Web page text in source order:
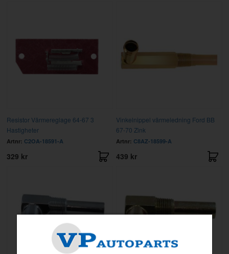
Resistor Värmereglage 64-67 3
Hastigheter
Artnr: C2OA-18591-A
329 kr
Vinkelnippel värmeledning Ford BB
67-70 Zink
Artnr: C8AZ-18599-A
439 kr